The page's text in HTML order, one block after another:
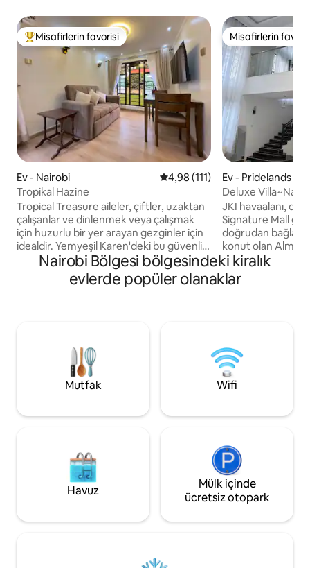
Misafirlerin favorilerinden en beğenilenler arasında
Misafirlerin favorisi
Ev - Nairobi 5 üzerinden ortalama 4,98
4,98 (111)
Tropikal Hazine
Tropical Treasure aileler, çiftler, uzaktan
çalışanlar ve dinlenmek veya çalışmak
için huzurlu bir yer arayan gezginler için
idealdir. Yemyeşil Karen'deki bu güvenli,
sakin semt, alışveriş merkezlerine,
kafelere, Nairobi Milli Parkı'na, Fil
Yetimhanesi'ne, Zürafa Merkezi'ne ve
sağlar. Misafirler kulübenin tamamına,
özel arka bahçeye, güvenli otoparka,
yerleşkeye ve listelenen tüm imkanlara
tam olarak erişebilir. Karibuni!
Misafirlerin
Misafirlerin
Ev - Pridelands
Deluxe
JKI havaalanı,
Signature Mall gibi
doğrudan
konut olan
geldiniz. Bu
konfor, stil ve
karışımını sunar.
görevlisi bulunan
eğitim/çalışma
bağlantısı veya
izleyerek
Nairobi Bölgesi bölgesindeki kiralık
evlerde popüler olanaklar
Mutfak Wifi
Havuz
Mülk içinde
ücretsiz otopark